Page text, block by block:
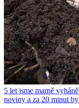
5 let jsme marně
noviny a za 20 minut